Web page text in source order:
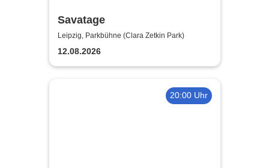
Savatage
Leipzig, Parkbühne (Clara Zetkin Park)
12.08.2026
20:00 Uhr